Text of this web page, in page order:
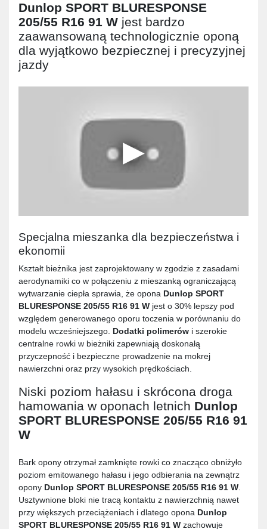
Dunlop SPORT BLURESPONSE
205/55 R16 91 W jest bardzo
zaawansowaną technologicznie oponą
dla wyjątkowo bezpiecznej i precyzyjnej
jazdy
Specjalna mieszanka dla bezpieczeństwa i
ekonomii
Kształt bieżnika jest zaprojektowany w zgodzie z zasadami
aerodynamiki co w połączeniu z mieszanką ograniczającą
wytwarzanie ciepła sprawia, że opona Dunlop SPORT
BLURESPONSE 205/55 R16 91 W jest o 30% lepszy pod
względem generowanego oporu toczenia w porównaniu do
modelu wcześniejszego. Dodatki polimerów i szerokie
centralne rowki w bieżniki zapewniają doskonałą
przyczepność i bezpieczne prowadzenie na mokrej
nawierzchni oraz przy wysokich prędkościach.
Niski poziom hałasu i skrócona droga
hamowania w oponach letnich Dunlop
SPORT BLURESPONSE 205/55 R16 91
W
Bark opony otrzymał zamknięte rowki co znacząco obniżyło
poziom emitowanego hałasu i jego odbierania na zewnątrz
opony Dunlop SPORT BLURESPONSE 205/55 R16 91 W.
Usztywnione bloki nie tracą kontaktu z nawierzchnią nawet
przy większych przeciążeniach i dlatego opona Dunlop
SPORT BLURESPONSE 205/55 R16 91 W zachowuje